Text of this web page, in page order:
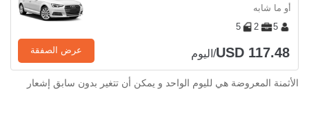
أو ما شابه
5
2
5
USD 117.48/اليوم عرض الصفقة
الأثمنة المعروضة هي لليوم الواحد و يمكن أن تتغير بدون سابق إشعار